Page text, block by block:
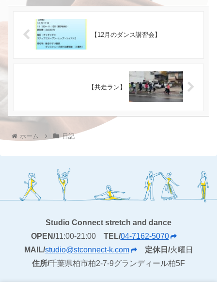
【12月のダンス講習会】
【共走ラン】
ホーム 日記
Studio Connect stretch and dance
OPEN/11:00-21:00 TEL/04-7162-5070
MAIL/studio@stconnect-k.com 定休日/火曜日
住所/千葉県柏市柏2-7-9グランディール柏5F